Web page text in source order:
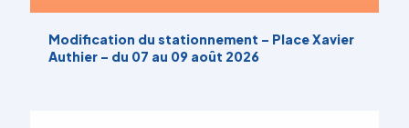
Modification du stationnement – Place Xavier
Authier – du 07 au 09 août 2026